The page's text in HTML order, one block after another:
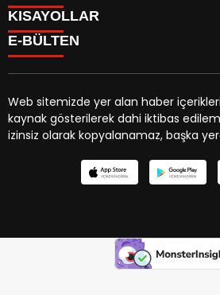
BİYOGRAFİLER
DÜNYA
GENEL
GÜNDEM
KÜLTÜR SANAT
KISAYOLLAR
Menü seçimi yapın. WP-ADMIN →
sayfasından menü eşleştirmesi yapınız.
E-BÜLTEN
tanvakti.come-bültenine abone
duyuru ve kampanya içerikli e-
kabul etmiş olursunuz.
Web sitemizde yer alan haber
kaynak gösterilerek dahi iktibas
izinsiz olarak kopyalanamaz, başka
Deneme Bonusu Veren Siteler